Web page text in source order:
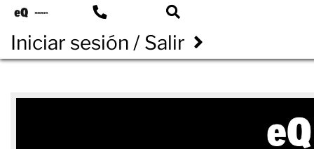
Iniciar sesión / Salir